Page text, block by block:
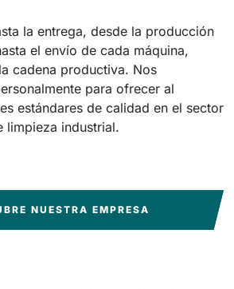
la entrega, desde la producción
el envío de cada máquina,
cadena productiva. Nos
para ofrecer al
estándares de calidad en el sector
limpieza industrial.
NUESTRA EMPRESA